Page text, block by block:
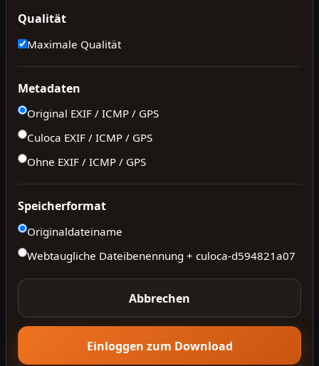
Qualität
Maximale Qualität
Metadaten
Original EXIF / ICMP / GPS
Culoca EXIF / ICMP / GPS
Ohne EXIF / ICMP / GPS
Speicherformat
Originaldateiname
Webtaugliche Dateibenennung + culoca-d594821a07
Abbrechen
Einloggen zum Download